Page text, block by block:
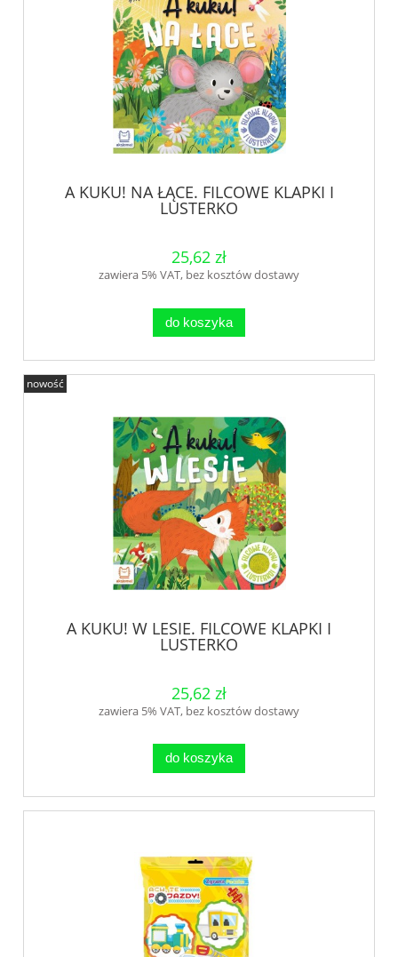
A KUKU! NA ŁĄCE. FILCOWE KLAPKI I
LUSTERKO
25,62 zł
zawiera 5% VAT, bez kosztów dostawy
do koszyka
A KUKU! W LESIE. FILCOWE KLAPKI I
LUSTERKO
25,62 zł
zawiera 5% VAT, bez kosztów dostawy
do koszyka
nowość